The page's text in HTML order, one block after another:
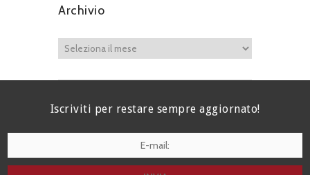
Archivio
Iscriviti per restare sempre aggiornato!